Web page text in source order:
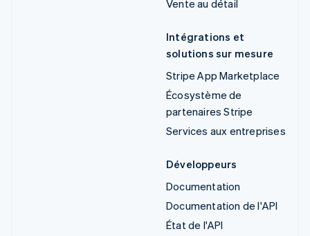
Vente au détail
Intégrations et
solutions sur mesure
Stripe App Marketplace
Écosystème de
partenaires Stripe
Services aux entreprises
Développeurs
Documentation
Documentation de l'API
État de l'API